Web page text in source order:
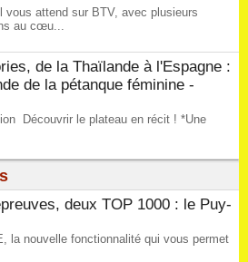
vous attend sur BTV, avec plusieurs
au cœu...
de la Thaïlande à l'Espagne :
de la pétanque féminine -
Découvrir le plateau en récit ! *Une
deux TOP 1000 : le Puy-
la nouvelle fonctionnalité qui vous permet